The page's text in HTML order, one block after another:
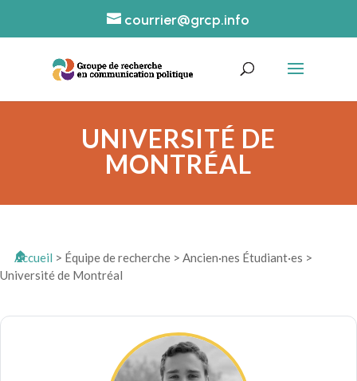
courrier@grcp.info
UNIVERSITÉ DE
MONTRÉAL
Accueil > Équipe de recherche > Ancien·nes Étudiant·es >
Université de Montréal